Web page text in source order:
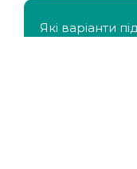
Які варіанти